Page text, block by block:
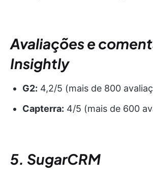
Avaliações e
Insightly
G2: 4,2/5 (mais de 800
Capterra: 4/5 (mais de 600
5. SugarCRM